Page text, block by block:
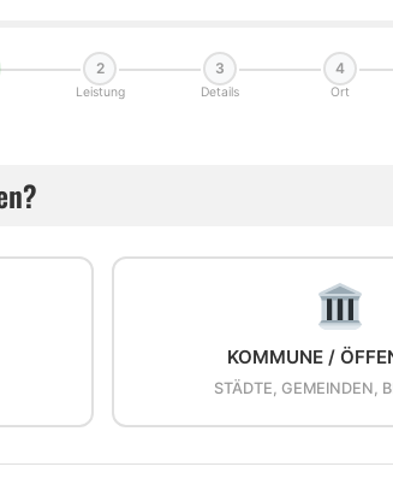
2
Leistung
3
Details
4
Ort
KOMMUNE /
STÄDTE, GEMEINDEN,